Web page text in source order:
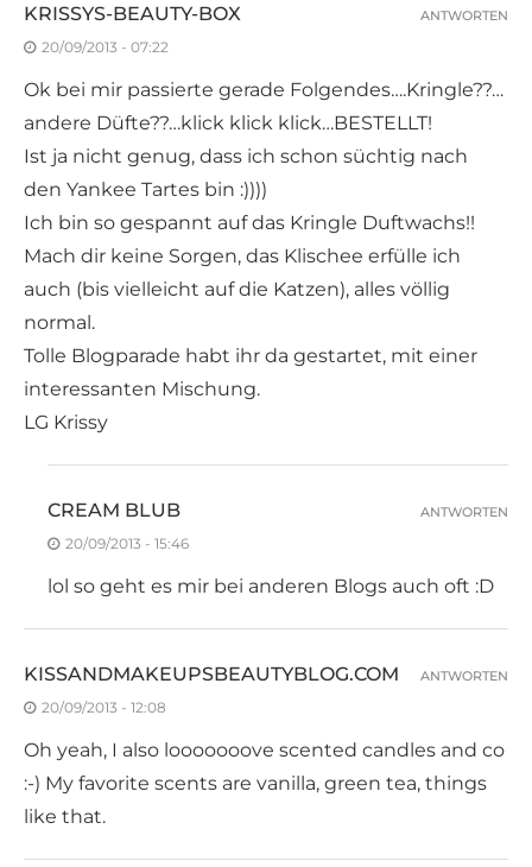
KRISSYS-BEAUTY-BOX
20/09/2013 - 07:22
Ok bei mir passierte gerade Folgendes….Kringle??…
andere Düfte??…klick klick klick…BESTELLT!
Ist ja nicht genug, dass ich schon süchtig nach
den Yankee Tartes bin :))))
Ich bin so gespannt auf das Kringle Duftwachs!!
Mach dir keine Sorgen, das Klischee erfülle ich
auch (bis vielleicht auf die Katzen), alles völlig
normal.
Tolle Blogparade habt ihr da gestartet, mit einer
interessanten Mischung.
LG Krissy
ANTWORTEN
CREAM BLUB
20/09/2013 - 15:46
lol so geht es mir bei anderen Blogs auch oft :D
ANTWORTEN
KISSANDMAKEUPSBEAUTYBLOG.COM
20/09/2013 - 12:08
Oh yeah, I also looooooove scented candles and co
:-) My favorite scents are vanilla, green tea, things
like that.
ANTWORTEN